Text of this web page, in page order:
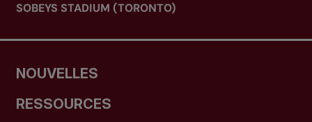
SOBEYS STADIUM (TORONTO)
NOUVELLES
RESSOURCES